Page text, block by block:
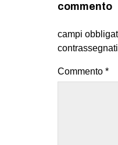
commento
campi
contrassegnati
Commento *